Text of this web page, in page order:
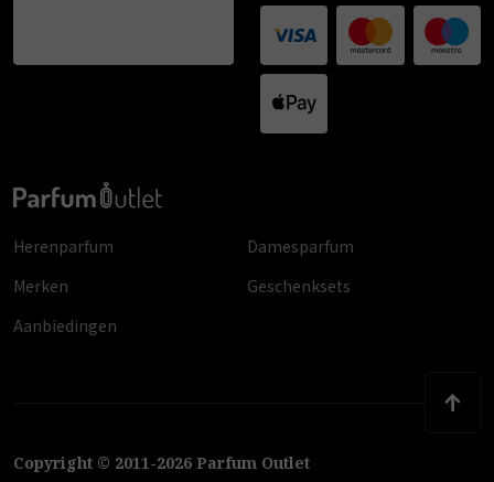
Herenparfum
Damesparfum
Merken
Geschenksets
Aanbiedingen
Copyright © 2011-2026 Parfum Outlet